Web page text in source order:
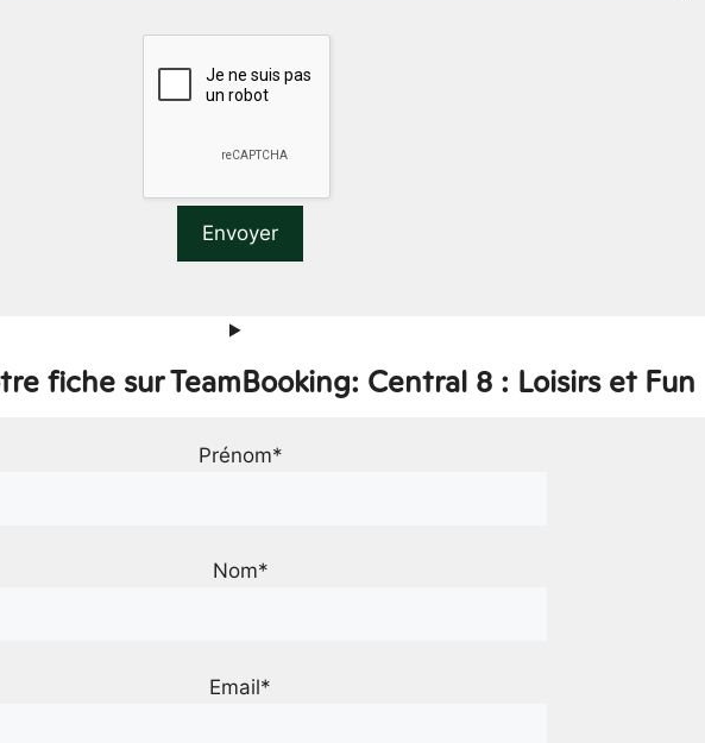
fiche sur TeamBooking: Central 8 : Loisirs et Fun
Prénom*
Nom*
Email*